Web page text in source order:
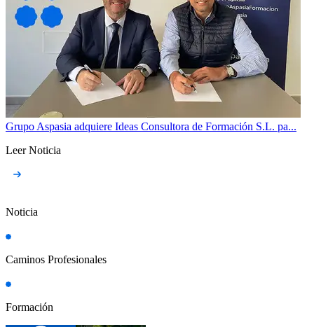
Grupo Aspasia adquiere Ideas Consultora de Formación S.L. pa...
Leer Noticia
Noticia
Caminos Profesionales
Formación